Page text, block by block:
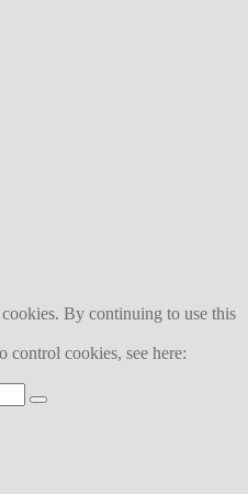
By continuing to use this
cookies, see here: